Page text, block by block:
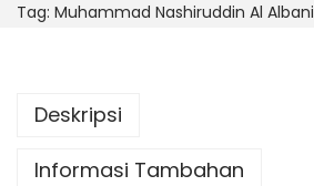
Tag: Muhammad Nashiruddin Al Albani
Deskripsi
Informasi Tambahan